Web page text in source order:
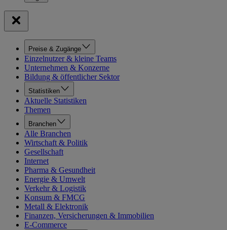
Preise & Zugänge
Einzelnutzer & kleine Teams
Unternehmen & Konzerne
Bildung & öffentlicher Sektor
Statistiken
Aktuelle Statistiken
Themen
Branchen
Alle Branchen
Wirtschaft & Politik
Gesellschaft
Internet
Pharma & Gesundheit
Energie & Umwelt
Verkehr & Logistik
Konsum & FMCG
Metall & Elektronik
Finanzen, Versicherungen & Immobilien
E-Commerce